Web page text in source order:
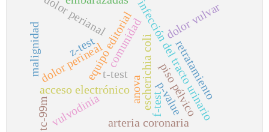
equipo editorial
acceso electrónico infección del tracto urinario
comunidadescherichia coli
dolor perineal
vulvodinia
dolor vulvar
dolor perianal
piso pélvico
retratamiento
p-value
z-test
t-test
anova
f-test
arteria coronaria
malignidad
tc-99m